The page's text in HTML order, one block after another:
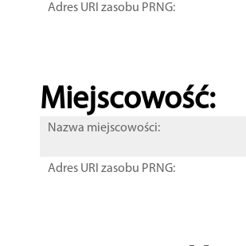
Adres URI zasobu PRNG:
Miejscowość:
Nazwa miejscowości:
Adres URI zasobu PRNG: